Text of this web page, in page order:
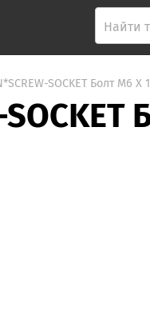
SOCKET Болт M6 X